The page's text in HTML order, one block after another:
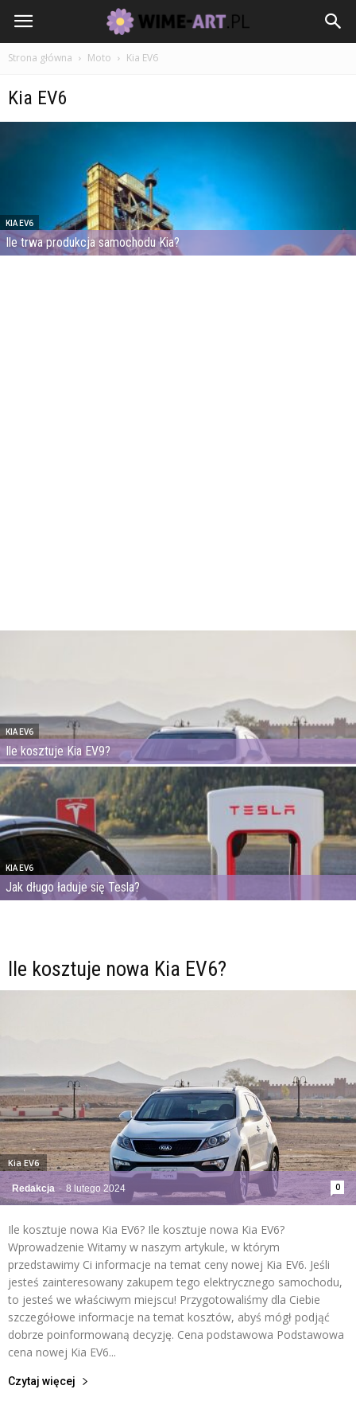
Strona główna Moto Kia EV6
Kia EV6
KIA EV6
Ile trwa produkcja samochodu Kia?
KIA EV6
Ile kosztuje Kia EV9?
KIA EV6
Jak długo ładuje się Tesla?
Ile kosztuje nowa Kia EV6?
Redakcja - 8 lutego 2024 0
Kia EV6
Ile kosztuje nowa Kia EV6? Ile kosztuje nowa Kia EV6?
Wprowadzenie Witamy w naszym artykule, w którym
przedstawimy Ci informacje na temat ceny nowej Kia EV6. Jeśli
jesteś zainteresowany zakupem tego elektrycznego samochodu,
to jesteś we właściwym miejscu! Przygotowaliśmy dla Ciebie
szczegółowe informacje na temat kosztów, abyś mógł podjąć
dobrze poinformowaną decyzję. Cena podstawowa Podstawowa
cena nowej Kia EV6...
Czytaj więcej